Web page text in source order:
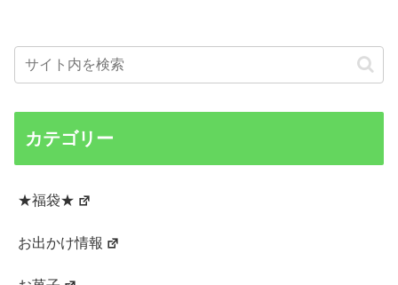
カテゴリー
★福袋★
お出かけ情報